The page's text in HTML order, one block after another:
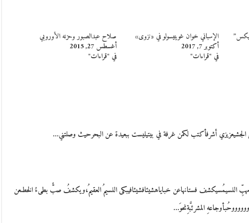
الإسباني خوان غويتيسولو في «نزوى»
أكتوبر 7, 2017
في "قراءات"
صلاح عبدالصبور وحزنه الأوروبي
أغسطس 27, 2015
في "قراءات"
أشرفأكتب لكمن غرفة في بيتيليست ببعيدة عن البحرحيث وصلتني…
فستانهاعن خباياهشيئافشيئافيبكى النسيمُ العقيمُ،ويكشفُ صبٌّ بطىءُ الخطىعن
المشرئبَّةِنحوَ…